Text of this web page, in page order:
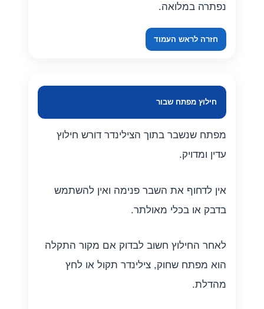
נפתרה במלואה.
חזרה לראש העמוד
חילוץ מפתח שבור
מפתח שנשבר בתוך הצילינדר דורש חילוץ
עדין ומדויק.
אין לדחוף את השבר פנימה ואין להשתמש
בדבק או בכלי מאולתר.
לאחר החילוץ חשוב לבדוק אם מקור התקלה
הוא מפתח שחוק, צילינדר תקול או לחץ
מהדלת.